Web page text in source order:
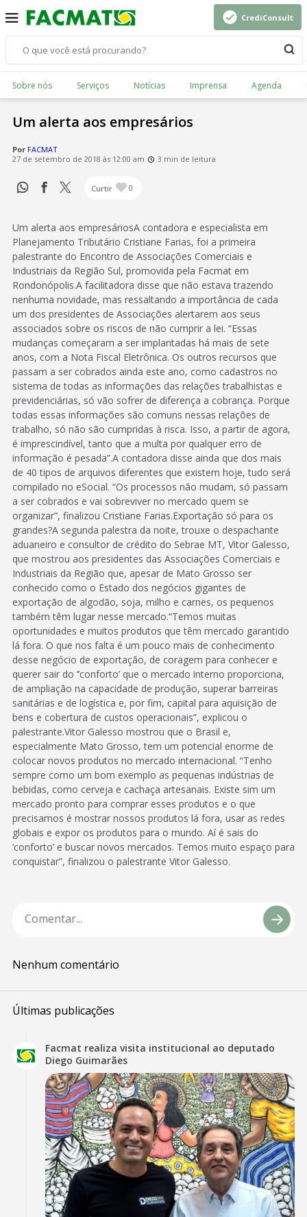
CrediConsult
Sobre nós Serviços Notícias Imprensa Agenda
Um alerta aos empresários
Por FACMAT
27 de setembro de 2018 às 12:00 am
3 min de leitura
Curtir 0
Um alerta aos empresáriosA contadora e especialista em
Planejamento Tributário Cristiane Farias, foi a primeira
palestrante do Encontro de Associações Comerciais e
Industriais da Região Sul, promovida pela Facmat em
Rondonópolis.A facilitadora disse que não estava trazendo
nenhuma novidade, mas ressaltando a importância de cada
um dos presidentes de Associações alertarem aos seus
associados sobre os riscos de não cumprir a lei. “Essas
mudanças começaram a ser implantadas há mais de sete
anos, com a Nota Fiscal Eletrônica. Os outros recursos que
passam a ser cobrados ainda este ano, como cadastros no
sistema de todas as informações das relações trabalhistas e
previdenciárias, só vão sofrer de diferença a cobrança. Porque
todas essas informações são comuns nessas relações de
trabalho, só não são cumpridas à risca. Isso, a partir de agora,
é imprescindível, tanto que a multa por qualquer erro de
informação é pesada”.A contadora disse ainda que dos mais
de 40 tipos de arquivos diferentes que existem hoje, tudo será
compilado no eSocial. “Os processos não mudam, só passam
a ser cobrados e vai sobreviver no mercado quem se
organizar”, finalizou Cristiane Farias.Exportação só para os
grandes?A segunda palestra da noite, trouxe o despachante
aduaneiro e consultor de crédito do Sebrae MT, Vitor Galesso,
que mostrou aos presidentes das Associações Comerciais e
Industriais da Região que, apesar de Mato Grosso ser
conhecido como o Estado dos negócios gigantes de
exportação de algodão, soja, milho e carnes, os pequenos
também têm lugar nesse mercado.“Temos muitas
oportunidades e muitos produtos que têm mercado garantido
lá fora. O que nos falta é um pouco mais de conhecimento
desse negócio de exportação, de coragem para conhecer e
querer sair do ‘’conforto’ que o mercado interno proporciona,
de ampliação na capacidade de produção, superar barreiras
sanitárias e de logística e, por fim, capital para aquisição de
bens e cobertura de custos operacionais”, explicou o
palestrante.Vitor Galesso mostrou que o Brasil e,
especialmente Mato Grosso, tem um potencial enorme de
colocar novos produtos no mercado internacional. “Tenho
sempre como um bom exemplo as pequenas indústrias de
bebidas, como cerveja e cachaça artesanais. Existe sim um
mercado pronto para comprar esses produtos e o que
precisamos é mostrar nossos produtos lá fora, usar as redes
globais e expor os produtos para o mundo. Aí é sais do
‘conforto’ e buscar novos mercados. Temos muito espaço para
conquistar”, finalizou o palestrante Vitor Galesso.
Nenhum comentário
Últimas publicações
Facmat realiza visita institucional ao deputado
Diego Guimarães